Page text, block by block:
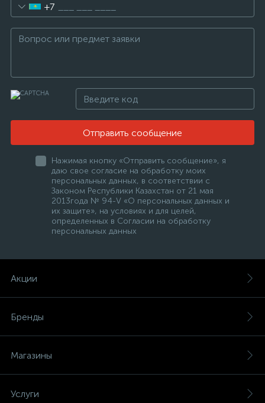
+7
Отправить сообщение
Нажимая кнопку «Отправить сообщение», я
даю свое согласие на обработку моих
персональных данных, в соответствии с
Законом Республики Казахстан от 21 мая
2013года № 94-V «О персональных данных и
их защите», на условиях и для целей,
определенных в Согласии на обработку
персональных данных
Акции
Бренды
Магазины
Услуги